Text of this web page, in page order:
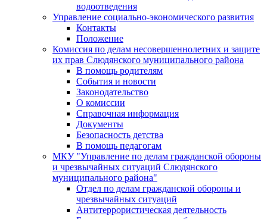
водоотведения
Управление социально-экономического развития
Контакты
Положение
Комиссия по делам несовершеннолетних и защите
их прав Слюдянского муниципального района
В помощь родителям
События и новости
Законодательство
О комиссии
Справочная информация
Документы
Безопасность детства
В помощь педагогам
МКУ "Управление по делам гражданской обороны
и чрезвычайных ситуаций Слюдянского
муниципального района"
Отдел по делам гражданской обороны и
чрезвычайных ситуаций
Антитеррористическая деятельность